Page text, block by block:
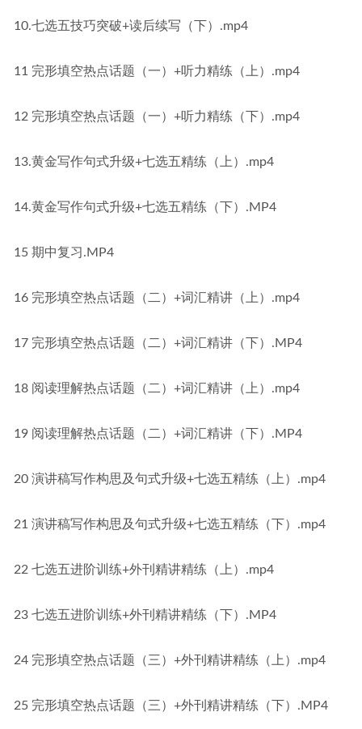
10.七选五技巧突破+读后续写（下）.mp4
11 完形填空热点话题（一）+听力精练（上）.mp4
12 完形填空热点话题（一）+听力精练（下）.mp4
13.黄金写作句式升级+七选五精练（上）.mp4
14.黄金写作句式升级+七选五精练（下）.MP4
15 期中复习.MP4
16 完形填空热点话题（二）+词汇精讲（上）.mp4
17 完形填空热点话题（二）+词汇精讲（下）.MP4
18 阅读理解热点话题（二）+词汇精讲（上）.mp4
19 阅读理解热点话题（二）+词汇精讲（下）.MP4
20 演讲稿写作构思及句式升级+七选五精练（上）.mp4
21 演讲稿写作构思及句式升级+七选五精练（下）.mp4
22 七选五进阶训练+外刊精讲精练（上）.mp4
23 七选五进阶训练+外刊精讲精练（下）.MP4
24 完形填空热点话题（三）+外刊精讲精练（上）.mp4
25 完形填空热点话题（三）+外刊精讲精练（下）.MP4